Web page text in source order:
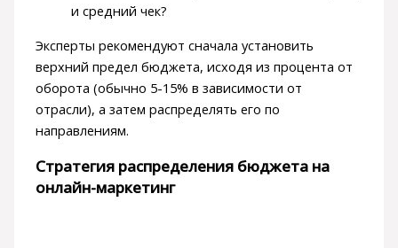
и средний чек?
Эксперты рекомендуют сначала установить
верхний предел бюджета, исходя из процента от
оборота (обычно 5-15% в зависимости от
отрасли), а затем распределять его по
направлениям.
Стратегия распределения бюджета на
онлайн-маркетинг